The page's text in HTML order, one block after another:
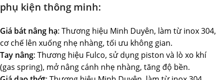
phụ kiện thông minh:
Giá bát nâng hạ: Thương hiệu Minh Duyên, làm từ inox 304,
cơ chế lên xuống nhẹ nhàng, tối ưu không gian.
Tay nâng: Thương hiệu Fulco, sử dụng piston và lò xo khí
(gas spring), mở nâng cánh nhẹ nhàng, tăng độ bền.